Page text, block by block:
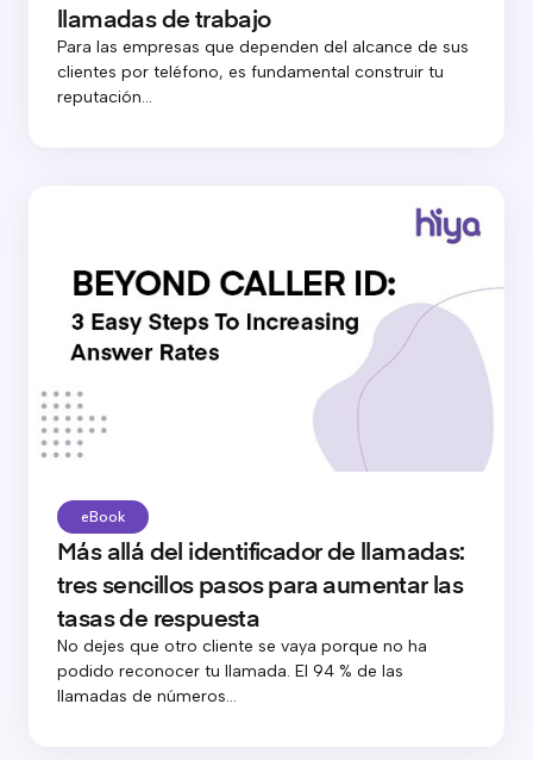
llamadas de trabajo
Para las empresas que dependen del alcance de sus
clientes por teléfono, es fundamental construir tu
reputación...
eBook
Más allá del identificador de llamadas:
tres sencillos pasos para aumentar las
tasas de respuesta
No dejes que otro cliente se vaya porque no ha
podido reconocer tu llamada. El 94 % de las
llamadas de números...